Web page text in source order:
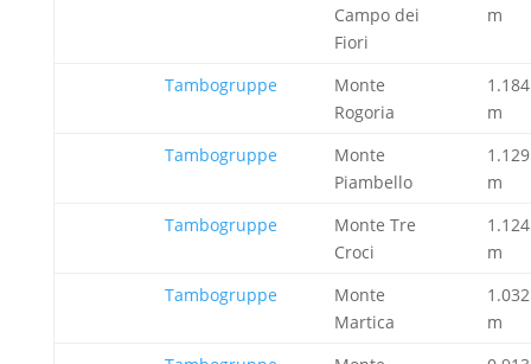
Campo dei
Fiori
m
Tambogruppe
Monte
Rogoria
1.184
m
Tambogruppe
Monte
Piambello
1.129
m
Tambogruppe
Monte Tre
Croci
1.124
m
Tambogruppe
Monte
Martica
1.032
m